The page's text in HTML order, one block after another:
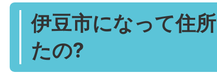
伊豆市になって住
たの?